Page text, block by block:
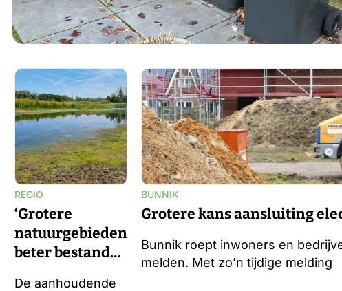
REGIO
‘Grotere
natuurgebieden
beter bestand
De aanhoudende
BUNNIK
Grotere kans aansluiting
Bunnik roept inwoners en
melden. Met zo’n tijdige melding